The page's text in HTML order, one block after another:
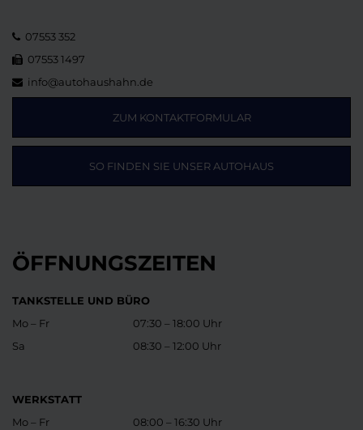
07553 352
07553 1497
info@autohaushahn.de
ZUM KONTAKTFORMULAR
SO FINDEN SIE UNSER AUTOHAUS
ÖFFNUNGSZEITEN
TANKSTELLE UND BÜRO
Mo – Fr
Sa
07:30 – 18:00 Uhr
08:30 – 12:00 Uhr
WERKSTATT
Mo – Fr
08:00 – 16:30 Uhr